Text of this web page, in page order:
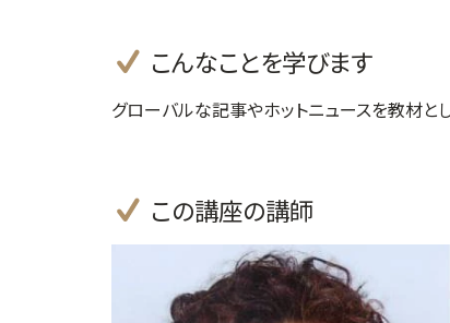
こんなことを学びます
グローバルな記事やホットニュースを教材と
この講座の講師